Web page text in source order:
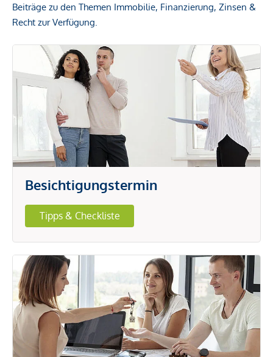
Beiträge zu den Themen Immobilie, Finanzierung, Zinsen &
Recht zur Verfügung.
Besichtigungstermin
Tipps & Checkliste